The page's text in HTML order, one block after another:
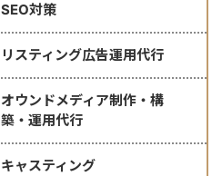
SEO対策
リスティング広告運用代行
オウンドメディア制作・構
築・運用代行
キャスティング